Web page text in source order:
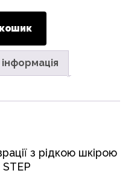
з рідкою шкірою
STEP